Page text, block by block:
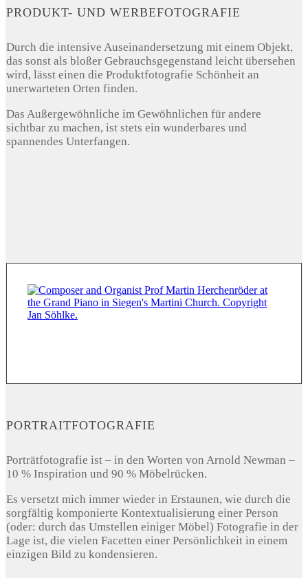
PRODUKT- UND WERBEFOTOGRAFIE
Durch die intensive Auseinandersetzung mit einem Objekt,
das sonst als bloßer Gebrauchsgegenstand leicht übersehen
wird, lässt einen die Produktfotografie Schönheit an
unerwarteten Orten finden.
Das Außergewöhnliche im Gewöhnlichen für andere
sichtbar zu machen, ist stets ein wunderbares und
spannendes Unterfangen.
PORTRAITFOTOGRAFIE
Porträtfotografie ist – in den Worten von Arnold Newman –
10 % Inspiration und 90 % Möbelrücken.
Es versetzt mich immer wieder in Erstaunen, wie durch die
sorgfältig komponierte Kontextualisierung einer Person
(oder: durch das Umstellen einiger Möbel) Fotografie in der
Lage ist, die vielen Facetten einer Persönlichkeit in einem
einzigen Bild zu kondensieren.